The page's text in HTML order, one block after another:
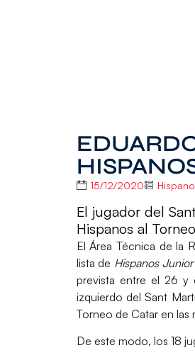
15/12/2020
El jugador del
Hispanos al
El Área Técnica de la
lista de Hispanos Junior
prevista entre el 26 y
izquierdo del Sant
Torneo de Catar en las
De este modo, los 18